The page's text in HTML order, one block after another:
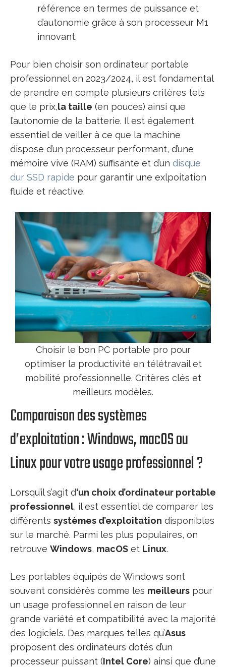
référence en termes de puissance et
d’autonomie grâce à son processeur M1
innovant.
Pour bien choisir son ordinateur portable
professionnel en 2023/2024, il est fondamental
de prendre en compte plusieurs critères tels
que le prix,la taille (en pouces) ainsi que
l’autonomie de la batterie. Il est également
essentiel de veiller à ce que la machine
dispose d’un processeur performant, d’une
mémoire vive (RAM) suffisante et d’un disque
dur SSD rapide pour garantir une exlpoitation
fluide et réactive.
Choisir le bon PC portable pro pour
optimiser la productivité en télétravail et
mobilité professionnelle. Critères clés et
meilleurs modèles.
Comparaison des systèmes
d’exploitation : Windows, macOS ou
Linux pour votre usage professionnel ?
Lorsqu’il s’agit d‘un choix d’ordinateur portable
professionnel, il est essentiel de comparer les
différents systèmes d’exploitation disponibles
sur le marché. Parmi les plus populaires, on
retrouve Windows, macOS et Linux.
Les portables équipés de Windows sont
souvent considérés comme les meilleurs pour
un usage professionnel en raison de leur
grande variété et compatibilité avec la majorité
des logiciels. Des marques telles qu’Asus
proposent des ordinateurs dotés d’un
processeur puissant (Intel Core) ainsi que d’une